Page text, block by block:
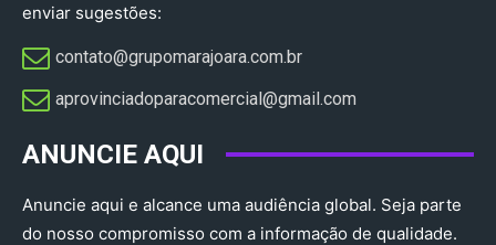
enviar sugestões:
contato@grupomarajoara.com.br
aprovinciadoparacomercial@gmail.com​
ANUNCIE AQUI
Anuncie aqui e alcance uma audiência global. Seja parte
do nosso compromisso com a informação de qualidade.